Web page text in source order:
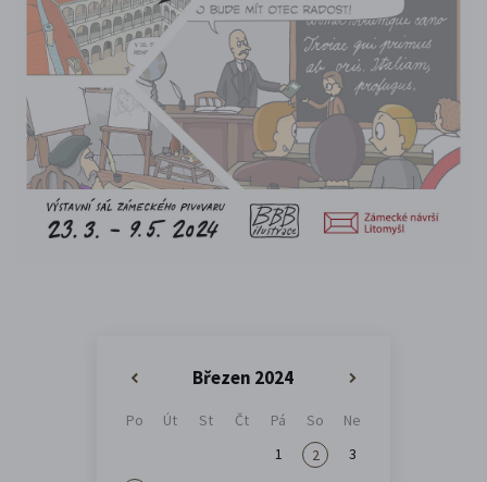
Březen 2024
Po Út St Čt Pá So
Ne
1
2
3